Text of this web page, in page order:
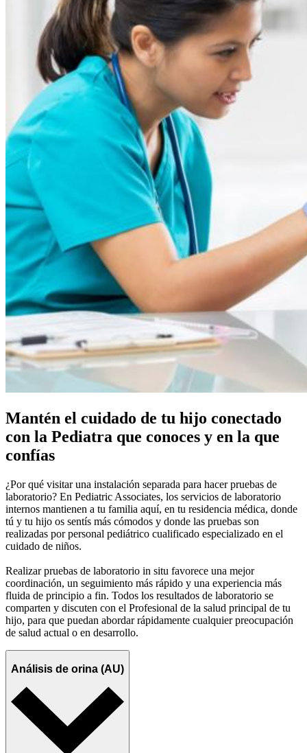
Mantén el cuidado de tu hijo conectado
con la Pediatra que conoces y en la que
confías
¿Por qué visitar una instalación separada para hacer pruebas de
laboratorio? En Pediatric Associates, los servicios de laboratorio
internos mantienen a tu familia aquí, en tu residencia médica, donde
tú y tu hijo os sentís más cómodos y donde las pruebas son
realizadas por personal pediátrico cualificado especializado en el
cuidado de niños.
Realizar pruebas de laboratorio in situ favorece una mejor
coordinación, un seguimiento más rápido y una experiencia más
fluida de principio a fin. Todos los resultados de laboratorio se
comparten y discuten con el Profesional de la salud principal de tu
hijo, para que puedan abordar rápidamente cualquier preocupación
de salud actual o en desarrollo.
Análisis de orina (AU)